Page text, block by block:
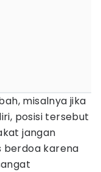
misalnya jika
posisi tersebut
jangan
berdoa karena